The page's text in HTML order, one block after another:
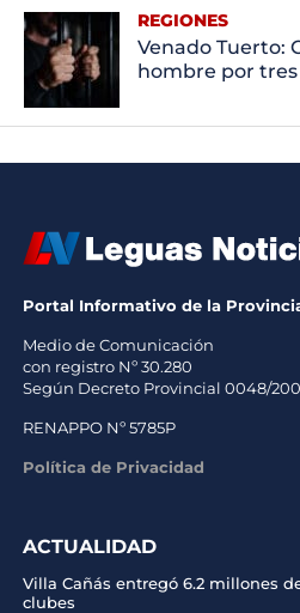
REGIONES
Venado Tuerto:
hombre por
Portal Informativo de la
Medio de Comunicación
con registro Nº 30.280
Según Decreto Provincial 0048/
RENAPPO Nº 5785P
Política de Privacidad
ACTUALIDAD
Villa Cañás entregó 6.2 millones
clubes